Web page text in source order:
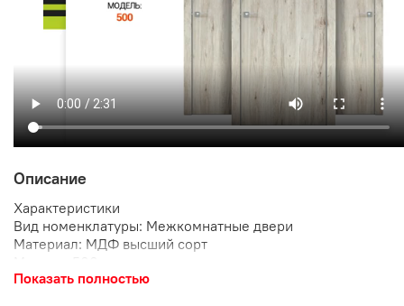
Описание
Характеристики
Вид номенклатуры: Межкомнатные двери
Материал: МДФ высший сорт
Дизайн: Модерн
Показать полностью